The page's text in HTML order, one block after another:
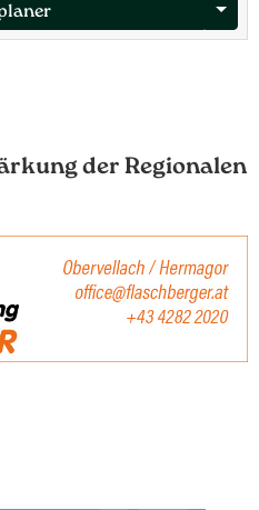
&
der Regionalen